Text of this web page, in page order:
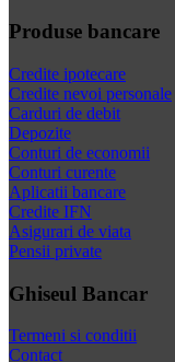
Produse bancare
Credite ipotecare
Credite nevoi personale
Carduri de debit
Depozite
Conturi de economii
Conturi curente
Aplicatii bancare
Credite IFN
Asigurari de viata
Pensii private
Ghiseul Bancar
Termeni si conditii
Contact